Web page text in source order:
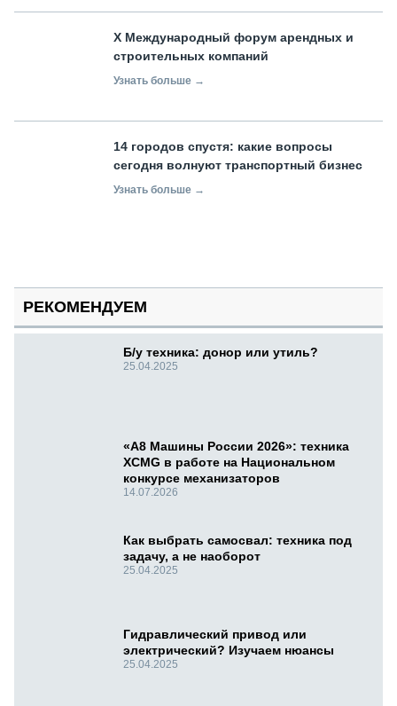
X Международный форум арендных и
строительных компаний
Узнать больше →
14 городов спустя: какие вопросы
сегодня волнуют транспортный бизнес
Узнать больше →
РЕКОМЕНДУЕМ
Б/у техника: донор или утиль?
25.04.2025
«А8 Машины России 2026»: техника
XCMG в работе на Национальном
конкурсе механизаторов
14.07.2026
Как выбрать самосвал: техника под
задачу, а не наоборот
25.04.2025
Гидравлический привод или
электрический? Изучаем нюансы
25.04.2025